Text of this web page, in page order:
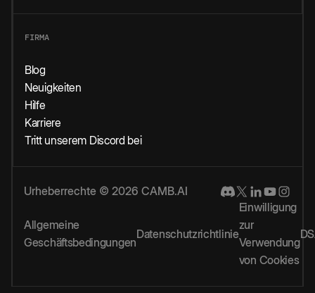
FIRMA
Blog
Neuigkeiten
Hilfe
Karriere
Tritt unserem Discord bei
Urheberrechte © 2026 CAMB.AI
Allgemeine
Geschäftsbedingungen
Datenschutzrichtlinie
Einwilligung
zur
Verwendung
von Cookies